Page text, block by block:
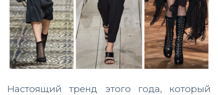
Настоящий тренд этого года, который